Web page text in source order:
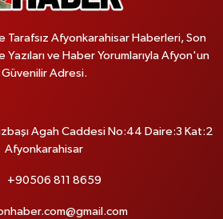
Tarafsız Afyonkarahisar Haberleri, Son
Yazıları ve Haber Yorumlarıyla Afyon'un
Güvenilir Adresi.
Agah Caddesi No:44 Daire:3 Kat:2
Afyonkarahisar
+90506 811 8659